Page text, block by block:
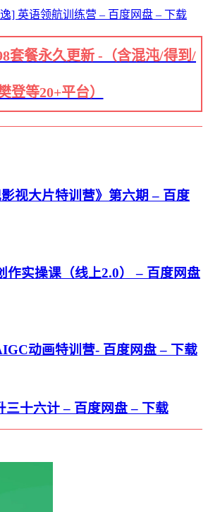
] 英语领航训练营 – 百度网盘 – 下载
套餐永久更新 -（含混沌/得到/
登等20+平台）
影视大片特训营》第六期 – 百度
作实操课（线上2.0） – 百度网盘
动画特训营- 百度网盘 – 下载
三十六计 – 百度网盘 – 下载